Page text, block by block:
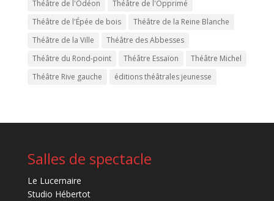
Théâtre de l'Odéon
Théâtre de l'Opprimé
Théâtre de l'Épée de bois
Théâtre de la Reine Blanche
Théâtre de la Ville
Théâtre des Abbesses
Théâtre du Rond-point
Théâtre Essaïon
Théâtre Michel
Théâtre Rive gauche
éditions théâtrales jeunesse
Salles de spectacle
Le Lucernaire
Studio Hébertot